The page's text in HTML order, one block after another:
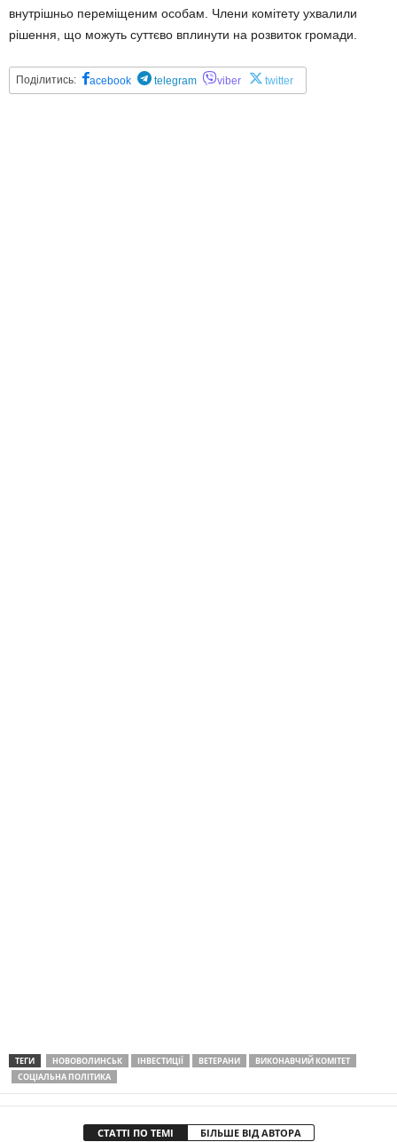
внутрішньо переміщеним особам. Члени комітету ухвалили
рішення, що можуть суттєво вплинути на розвиток громади.
Поділитись: acebook telegram viber twitter
ТЕГИ НОВОВОЛИНСЬК ІНВЕСТИЦІЇ ВЕТЕРАНИ
ВИКОНАВЧИЙ КОМІТЕТ
СОЦІАЛЬНА ПОЛІТИКА
СТАТТІ ПО ТЕМІ БІЛЬШЕ ВІД АВТОРА